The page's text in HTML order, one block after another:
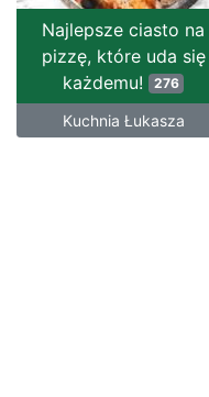
Najlepsze ciasto na
pizzę, które uda się
każdemu!
276
Kuchnia Łukasza